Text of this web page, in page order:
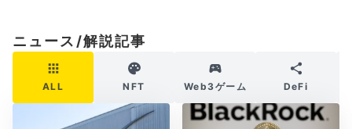
ニュース/解説記事
ALL NFT Web3ゲーム DeFi